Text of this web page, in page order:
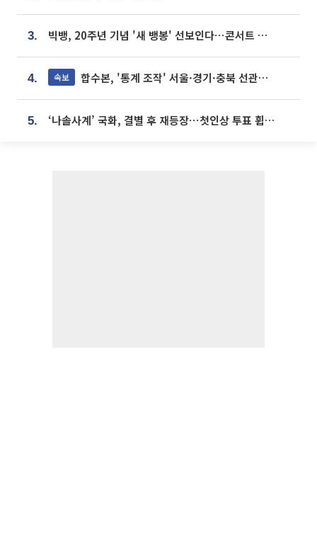
3. 빅뱅, 20주년 기념 '새 뱅봉' 선보인다⋯콘서트 앞두고 팝업 개최
4. 속보 합수본, '통계 조작' 서울·경기·충북 선관위 등 추가 압수수색
5. ‘나솔사계’ 국화, 결별 후 재등장⋯첫인상 투표 휩쓸고 ‘인기녀’ 등극